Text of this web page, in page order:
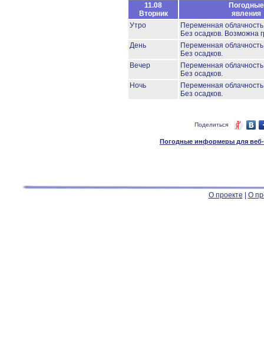
11.08
Вторник
Погодные
явления
Утро
Переменная облачность
Без осадков. Возможна
День
Переменная облачность
Без осадков.
Вечер
Переменная
Без осадков.
Ночь
Переменная
Без осадков.
Поделиться
Погодные информеры для веб-
О проекте О